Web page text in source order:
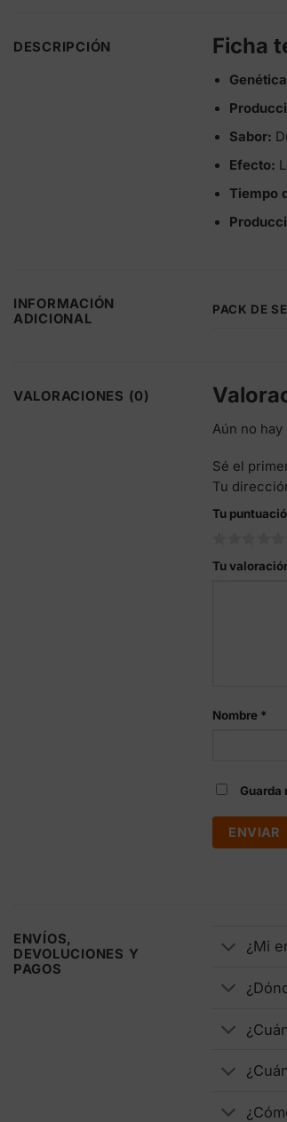
DESCRIPCIÓN Ficha
Sabor:
Efecto:
Tiempo
INFORMACIÓN
ADICIONAL
PACK DE
VALORACIONES (0)
Aún no hay
Sé el
Tu
Tu
Tu
Nombre *
Guarda
ENVÍOS,
DEVOLUCIONES Y
PAGOS
¿Mi